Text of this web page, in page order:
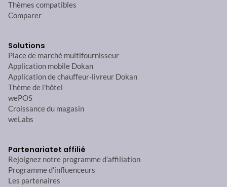
Thèmes compatibles
Comparer
Solutions
Place de marché multifournisseur
Application mobile Dokan
Application de chauffeur-livreur Dokan
Thème de l'hôtel
wePOS
Croissance du magasin
weLabs
Partenariatet affilié
Rejoignez notre programme d'affiliation
Programme d'influenceurs
Les partenaires